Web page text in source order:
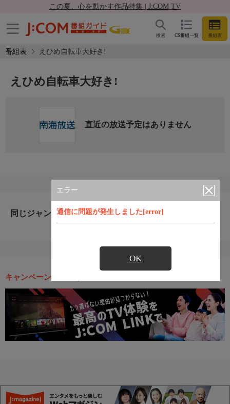
この夏、心を動かす作品特集 | J:COM TV
CS番組一覧 番組表
検索
番組表 えひめ自転車大好き!
エラー
通信に問題が発生しました[error]
OK
えひめ自転車大好き!
直近の放送予定はありません
同じジャンルのおすすめ番組
キャンペーン・お得な情報